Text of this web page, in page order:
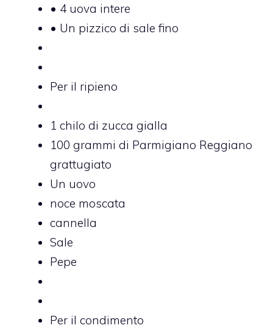
• 4 uova intere
• Un pizzico di sale fino
Per il ripieno
1 chilo di zucca gialla
100 grammi di Parmigiano Reggiano
grattugiato
Un uovo
noce moscata
cannella
Sale
Pepe
Per il condimento